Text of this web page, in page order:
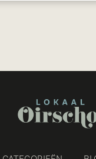
jou de leukste